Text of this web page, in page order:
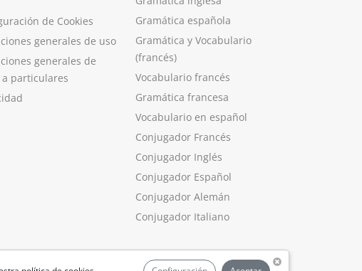
de Cookies
generales de uso
generales de
particulares
Gramática española
Gramática y Vocabulario
(francés)
Vocabulario francés
Gramática francesa
Vocabulario en español
Conjugador Francés
Conjugador Inglés
Conjugador Español
Conjugador Alemán
Conjugador Italiano